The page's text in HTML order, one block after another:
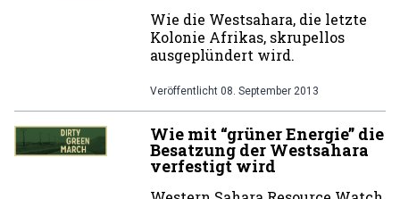
Wie die Westsahara, die letzte
Kolonie Afrikas, skrupellos
ausgeplündert wird.
Veröffentlicht 08. September 2013
Wie mit “grüner Energie” die
Besatzung der Westsahara
verfestigt wird